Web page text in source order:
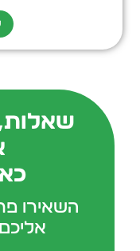
שאלות,
השאירו